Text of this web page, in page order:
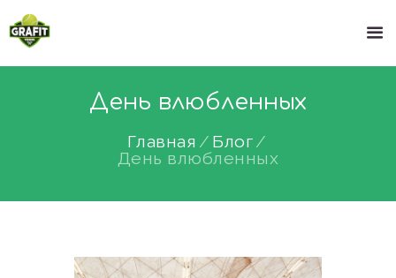
День влюбленных
Главная
Блог
День влюбленных